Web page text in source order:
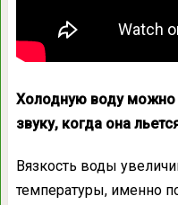
Холодную воду можно
звуку, когда она
Вязкость воды
температуры, именно